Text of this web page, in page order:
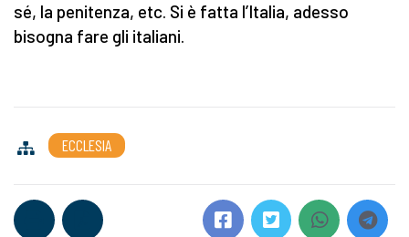
sé, la penitenza, etc. Si è fatta l’Italia, adesso
bisogna fare gli italiani.
ECCLESIA